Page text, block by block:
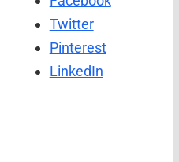
Twitter
Pinterest
LinkedIn